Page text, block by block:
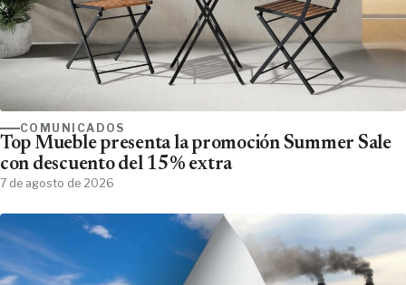
COMUNICADOS
Top Mueble presenta la promoción Summer Sale
con descuento del 15% extra
7 de agosto de 2026